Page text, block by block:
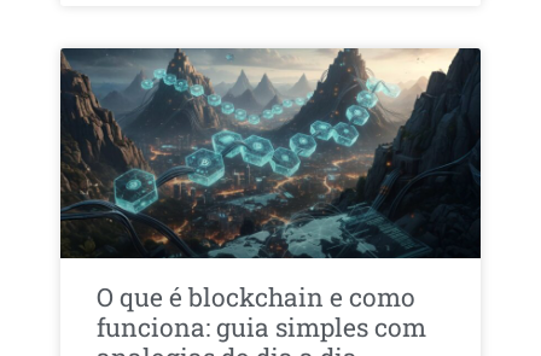
O que é blockchain e como
funciona: guia simples com